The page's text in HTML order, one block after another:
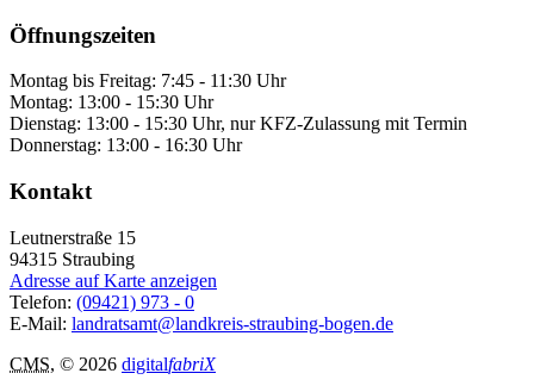
Öffnungszeiten
Montag bis Freitag: 7:45 - 11:30 Uhr
Montag: 13:00 - 15:30 Uhr
Dienstag: 13:00 - 15:30 Uhr, nur KFZ-Zulassung mit Termin
Donnerstag: 13:00 - 16:30 Uhr
Kontakt
Leutnerstraße 15
94315 Straubing
Adresse auf Karte anzeigen
Telefon: (09421) 973 - 0
E-Mail: landratsamt@landkreis-straubing-bogen.de
CMS, © 2026 digitalfabriX